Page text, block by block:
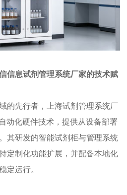
信息试剂管理系统厂家的技术赋
的先行者，上海试剂管理系统厂
动化硬件技术，提供从设备部署
其研发的智能试剂柜与管理系统
定制化功能扩展，并配备本地化
定运行。